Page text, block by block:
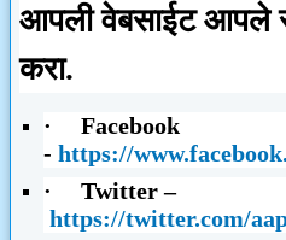
आपली वेबसाईट आपले
करा.
·
Facebook
- https://
·
Twitter –
https://twitter.com/